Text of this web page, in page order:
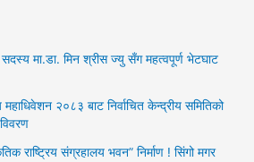
मा.डा. मिन श्रीस ज्यु सँग महत्वपूर्ण भेटघाट
२०८३ बाट निर्वाचित केन्द्रीय समितिको
राष्ट्रिय संग्रहालय भवन” निर्माण ! सिंगो मगर